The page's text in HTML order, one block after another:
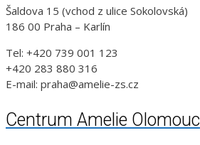
Šaldova 15 (vchod z ulice Sokolovská)
186 00 Praha – Karlín
Tel: +420 739 001 123
+420 283 880 316
E-mail: praha@amelie-zs.cz
Centrum Amelie Olomouc